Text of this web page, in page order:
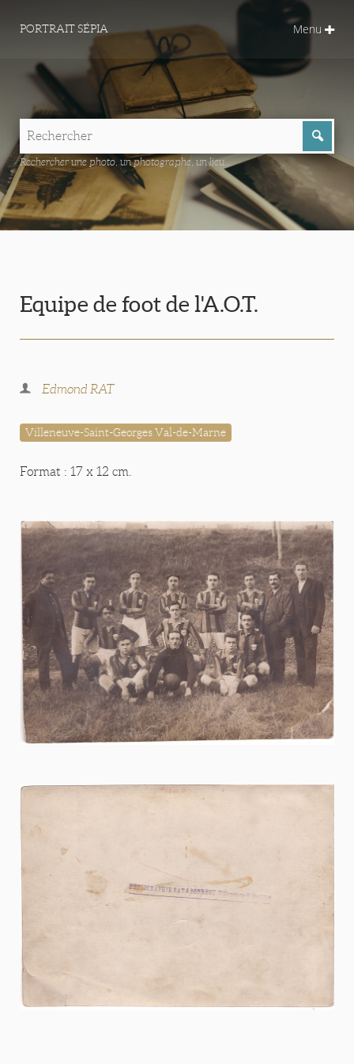
PORTRAIT SÉPIA Menu
Rechercher une photo, un photographe, un lieu...
Equipe de foot de l'A.O.T.
Edmond RAT
Villeneuve-Saint-Georges Val-de-Marne
Format : 17 x 12 cm.